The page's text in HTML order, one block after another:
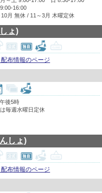
16:00
月 無休 / 11～3月 木曜定休
ょ)
布情報のページ
後5時
毎週水曜日定休
しょ)
布情報のページ